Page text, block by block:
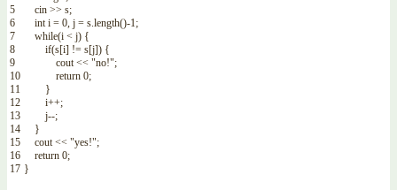
5
6
7
8
9
10
11
12
13
14
15
16
17
cin >> s;
int i = 0, j = s.length()-1;
while(i < j) {
if(s[i] != s[j]) {
cout << "no!";
return 0;
}
i++;
j--;
}
cout << "yes!";
return 0;
}